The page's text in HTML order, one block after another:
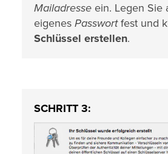
Mailadresse ein. Legen Sie
eigenes Passwortfest und
Schlüssel erstellen.
SCHRITT 3: